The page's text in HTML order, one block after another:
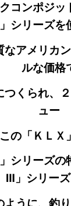
コンポジッ
シリーズを
なアメリカ
ルな価格
つくられ、
ュー
の「ＫＬＸ
シリーズの
Ⅲ」シリー